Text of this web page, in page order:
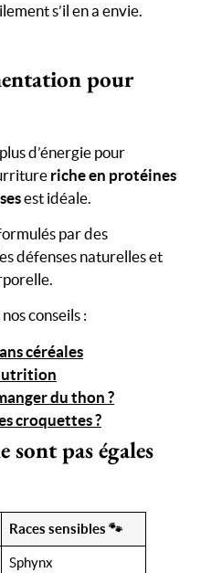
s’il en a envie.
pour
d’énergie pour
riche en protéines
est idéale.
par des
défenses naturelles et
conseils :
céréales
du thon ?
croquettes ?
sont pas égales
Races sensibles 🐾
Sphynx